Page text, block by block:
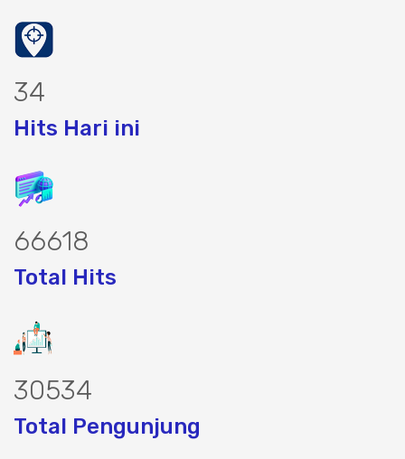
39
Hits Hari ini
76624
Total Hits
35120
Total Pengunjung